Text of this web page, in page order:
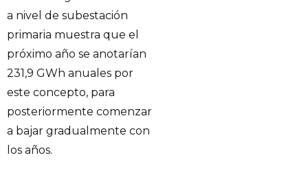
a nivel de subestación
primaria muestra que el
próximo año se anotarían
231,9 GWh anuales por
este concepto, para
posteriormente comenzar
a bajar gradualmente con
los años.